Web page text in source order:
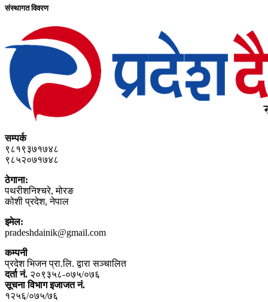
संस्थागत विवरण
सम्पर्क
९८१९३७१७४८
९८५२०७१७४८
ठेगाना:
पथरीशनिश्‍चरे, मोरङ
कोशी प्रदेश, नेपाल
इमेल:
pradeshdainik@gmail.com
कम्पनी
प्रदेश भिजन प्रा.लि. द्वारा सञ्‍चालित
दर्ता नं. २०९३५८-०७५/०७६
सूचना विभाग इजाजत नं.
१२५६/०७५/७६